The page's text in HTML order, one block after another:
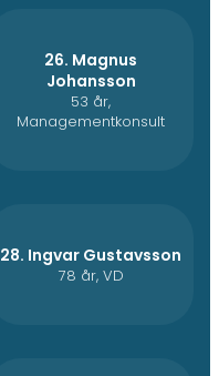
26. Magnus
Johansson
53 år,
Managementkonsult
28. Ingvar Gustavsson
78 år, VD